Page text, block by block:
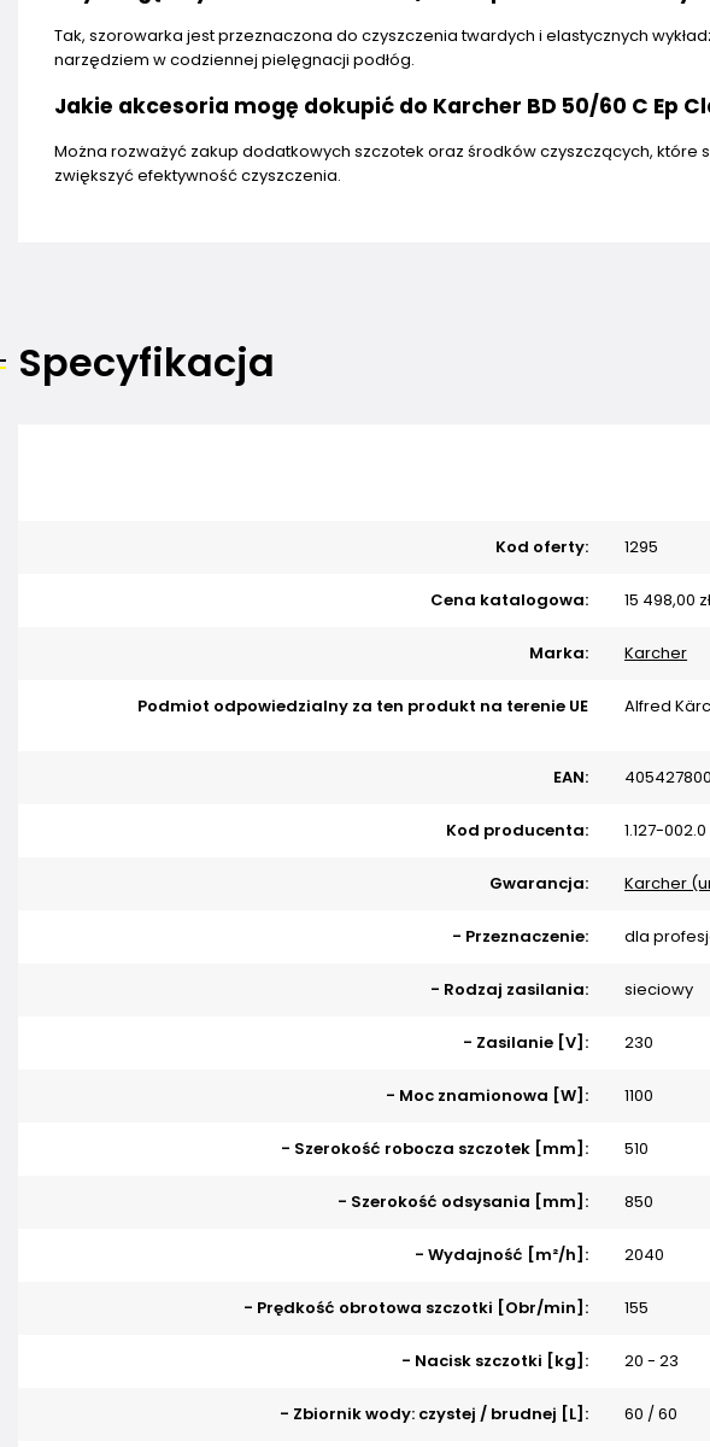
Tak, szorowarka jest przeznaczona do czyszczenia twardych i elastycznych
narzędziem w codziennej pielęgnacji podłóg.
Jakie akcesoria mogę dokupić do Karcher BD 50/60 C Ep
Można rozważyć zakup dodatkowych szczotek oraz środków czyszczących,
zwiększyć efektywność czyszczenia.
Specyfikacja
Kod oferty: 1295
Cena katalogowa: 15 498,00 zł
Marka: Karcher
Podmiot odpowiedzialny za ten produkt na terenie UE Alfred
EAN:
Kod producenta: 1.127-002.0
Gwarancja: Karcher
- Przeznaczenie: dla
- Rodzaj zasilania: sieciowy
- Zasilanie [V]: 230
- Moc znamionowa [W]: 1100
- Szerokość robocza szczotek [mm]: 510
- Szerokość odsysania [mm]: 850
- Wydajność [m²/h]: 2040
- Prędkość obrotowa szczotki [Obr/min]: 155
- Nacisk szczotki [kg]: 20 - 23
- Zbiornik wody: czystej / brudnej [L]: 60 / 60